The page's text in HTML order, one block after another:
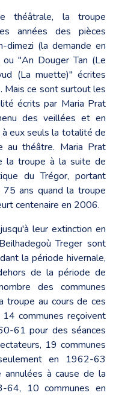
théâtrale, la troupe
années des pièces
dimezi (la demande en
ou "An Douger Tan (Le
(La muette)" écrites
Mais ce sont surtout les
écrits par Maria Prat
des veillées et en
eux seuls la totalité de
au théâtre. Maria Prat
la troupe à la suite de
du Trégor, portant
ans quand la troupe
centenaire en 2006.
leur extinction en
Treger sont
la période hivernale,
de la période de
des communes
troupe au cours de ces
communes reçoivent
61 pour des séances
19 communes
en 1962-63
à cause de la
64, 10 communes en